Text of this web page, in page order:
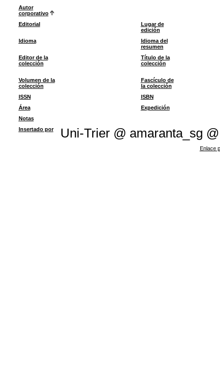
Autor
corporativo
Editorial
Lugar de
edición
Idioma
Idioma del
resumen
Editor de la
colección
Título de la
colección
Volumen de la
colección
Fascículo de
la colección
ISSN
ISBN
Área
Expedición
Notas
Insertado por
Uni-Trier @ amaranta_sg @
Enlace